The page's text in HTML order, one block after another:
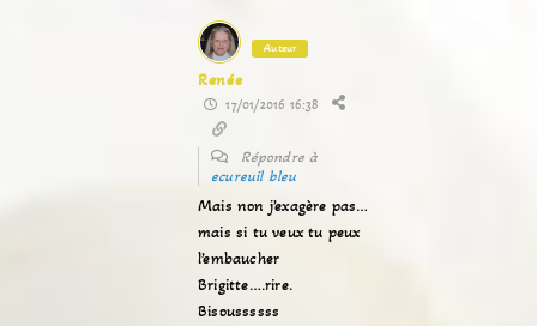
Auteur
Renée
17/01/2016 16:38
Répondre à
ecureuil bleu
Mais non j’exagère pas…
mais si tu veux tu peux
l’embaucher
Brigitte….rire.
Bisoussssss